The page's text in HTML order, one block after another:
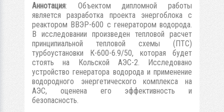
Аннотация: Объектом дипломной работы
является разработка проекта энергоблока с
реактором ВВЭР-600 c генератором водорода.
В исследовании произведен тепловой расчет
принципиальной тепловой схемы (ПТС)
турбоустановки К-600-6.9/50, которая будет
стоять на Кольской АЭС-2. Исследовано
устройство генератора водорода и применение
водородного энергетического комплекса на
АЭС, оценена его эффективность и
безопасность.